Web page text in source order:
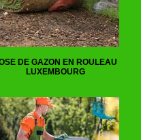
DE GAZON EN ROULEAU
LUXEMBOURG